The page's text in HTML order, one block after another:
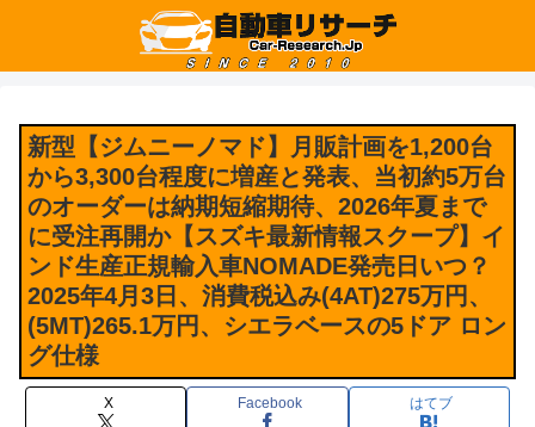
新型【ジムニーノマド】月販計画を1,200台
から3,300台程度に増産と発表、当初約5万台
のオーダーは納期短縮期待、2026年夏まで
に受注再開か【スズキ最新情報スクープ】イ
ンド生産正規輸入車NOMADE発売日いつ？
2025年4月3日、消費税込み(4AT)275万円、
(5MT)265.1万円、シエラベースの5ドア ロン
グ仕様
X Facebook はてブ